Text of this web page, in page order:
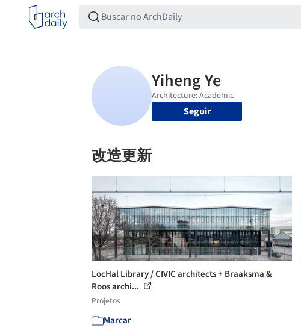
Seguir
改造更新
LocHal Library / CIVIC architects + Braaksma &
Roos archi...
Projetos
Marcar